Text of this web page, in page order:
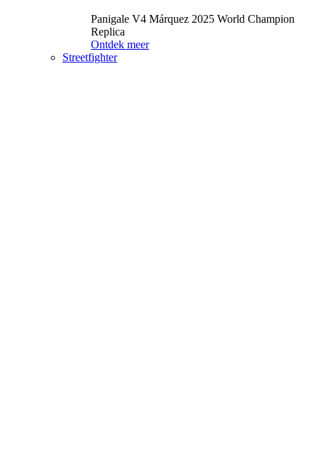
Panigale V4 Márquez 2025 World Champion
Replica
Ontdek meer
Streetfighter